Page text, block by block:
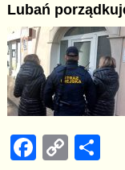
e
b
o
o
k
y
Li
n
k
e
Lubań
F
C